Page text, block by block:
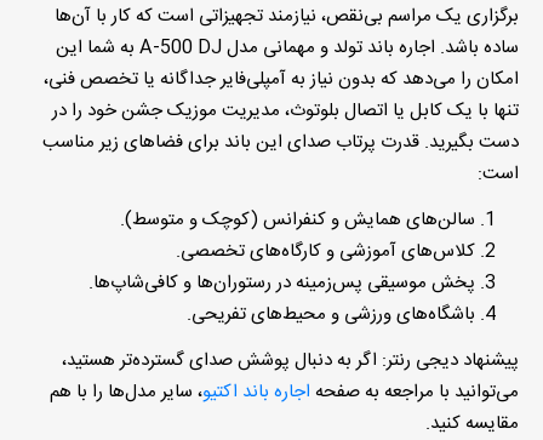
برگزاری یک مراسم بی‌نقص، نیازمند تجهیزاتی است که کار با آن‌ها
ساده باشد. اجاره باند تولد و مهمانی
مدل A-500 DJ به شما این
امکان را می‌دهد که بدون نیاز به آمپلی‌فایر جداگانه یا تخصص فنی،
تنها با یک کابل یا اتصال بلوتوث، مدیریت موزیک جشن خود را در
دست بگیرید. قدرت پرتاب صدای این باند برای فضاهای زیر مناسب
است:
سالن‌های همایش و کنفرانس (کوچک و متوسط).
کلاس‌های آموزشی و کارگاه‌های تخصصی.
پخش موسیقی پس‌زمینه در رستوران‌ها و کافی‌شاپ‌ها.
باشگاه‌های ورزشی و محیط‌های تفریحی.
پیشنهاد دیجی رنتر: اگر به دنبال پوشش صدای گسترده‌تر هستید،
می‌توانید با مراجعه به صفحه اجاره باند اکتیو، سایر مدل‌ها را با هم
مقایسه کنید.